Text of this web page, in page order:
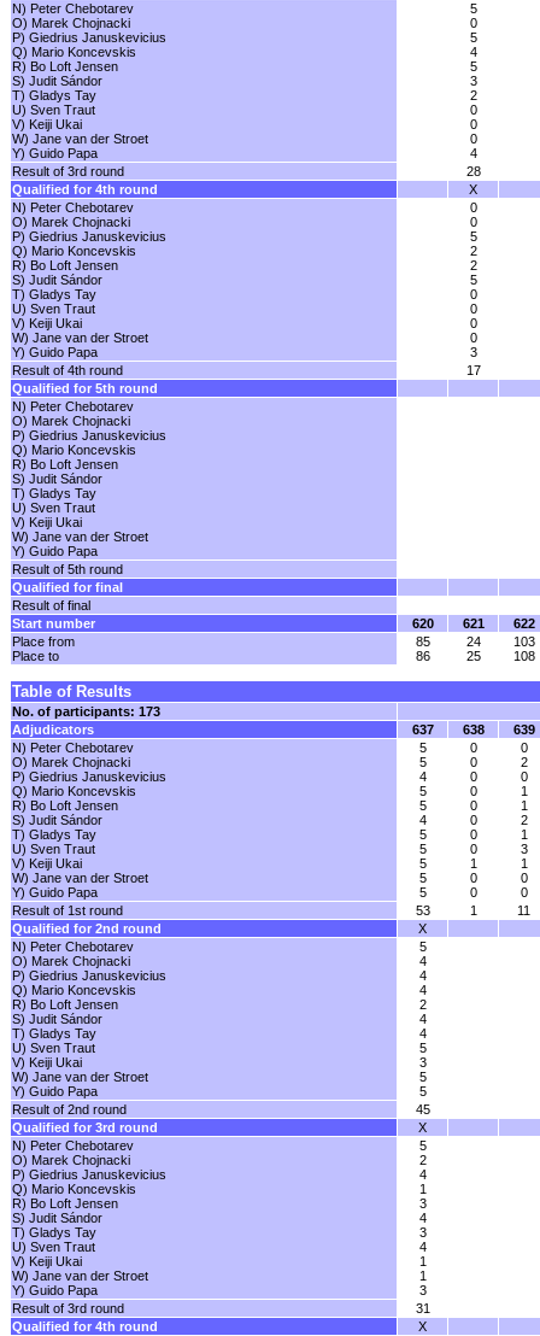
N) Peter Chebotarev
O) Marek Chojnacki
P) Giedrius Januskevicius
Q) Mario Koncevskis
R) Bo Loft Jensen
S) Judit Sándor
T) Gladys Tay
U) Sven Traut
V) Keiji Ukai
W) Jane van der Stroet
Y) Guido Papa
5
0
5
4
5
3
2
0
0
0
4
Result of 3rd round
28
Qualified for 4th round
X
N) Peter Chebotarev
O) Marek Chojnacki
P) Giedrius Januskevicius
Q) Mario Koncevskis
R) Bo Loft Jensen
S) Judit Sándor
T) Gladys Tay
U) Sven Traut
V) Keiji Ukai
W) Jane van der Stroet
Y) Guido Papa
0
0
5
2
2
5
0
0
0
0
3
Result of 4th round
17
Qualified for 5th round
N) Peter Chebotarev
O) Marek Chojnacki
P) Giedrius Januskevicius
Q) Mario Koncevskis
R) Bo Loft Jensen
S) Judit Sándor
T) Gladys Tay
U) Sven Traut
V) Keiji Ukai
W) Jane van der Stroet
Y) Guido Papa
Result of 5th round
Qualified for final
Result of final
Start number
620 621
622
Place from
Place to
85
86
24
25
103
108
Table of Results
No. of participants: 173
Adjudicators
637 638
639
N) Peter Chebotarev
O) Marek Chojnacki
P) Giedrius Januskevicius
Q) Mario Koncevskis
R) Bo Loft Jensen
S) Judit Sándor
T) Gladys Tay
U) Sven Traut
V) Keiji Ukai
W) Jane van der Stroet
Y) Guido Papa
5
5
4
5
5
4
5
5
5
5
5
0
0
0
0
0
0
0
0
1
0
0
0
2
0
1
1
2
1
3
1
0
0
Result of 1st round
53 1
11
Qualified for 2nd round
X
N) Peter Chebotarev
O) Marek Chojnacki
P) Giedrius Januskevicius
Q) Mario Koncevskis
R) Bo Loft Jensen
S) Judit Sándor
T) Gladys Tay
U) Sven Traut
V) Keiji Ukai
W) Jane van der Stroet
Y) Guido Papa
5
4
4
4
2
4
4
5
3
5
5
Result of 2nd round
45
Qualified for 3rd round
X
N) Peter Chebotarev
O) Marek Chojnacki
P) Giedrius Januskevicius
Q) Mario Koncevskis
R) Bo Loft Jensen
S) Judit Sándor
T) Gladys Tay
U) Sven Traut
V) Keiji Ukai
W) Jane van der Stroet
Y) Guido Papa
5
2
4
1
3
4
3
4
1
1
3
Result of 3rd round
31
Qualified for 4th round
X